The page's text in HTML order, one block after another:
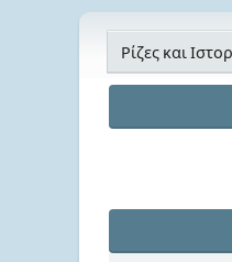
Ρίζες και